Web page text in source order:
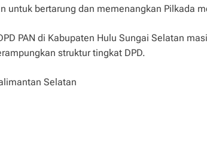
untuk bertarung dan memenangkan Pilkada
PAN di Kabupaten Hulu Sungai Selatan
struktur tingkat DPD.
Selatan